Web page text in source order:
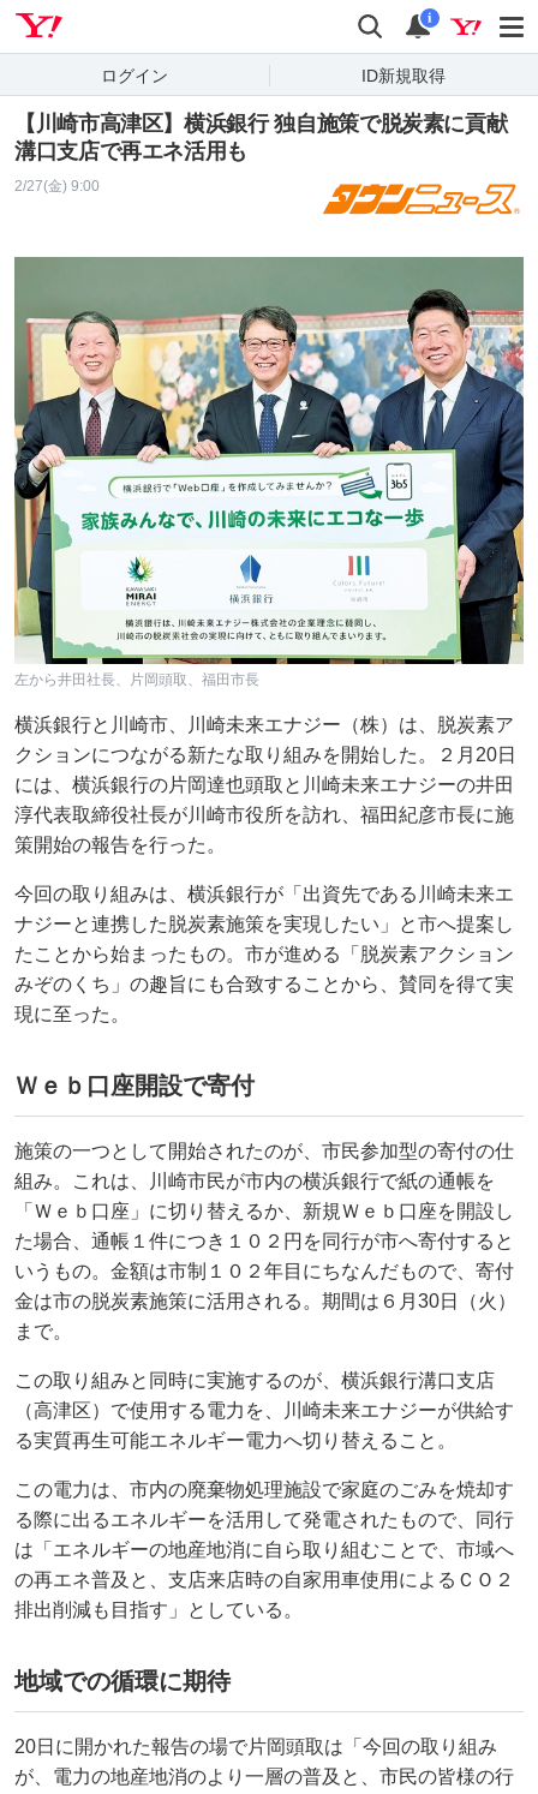
検索 通知
i
ログイン ID新規取得
【川崎市高津区】横浜銀行 独自施策で脱炭素に貢献
溝口支店で再エネ活用も
2/27(金) 9:00
左から井田社長、片岡頭取、福田市長
横浜銀行と川崎市、川崎未来エナジー（株）は、脱炭素ア
クションにつながる新たな取り組みを開始した。２月20日
には、横浜銀行の片岡達也頭取と川崎未来エナジーの井田
淳代表取締役社長が川崎市役所を訪れ、福田紀彦市長に施
策開始の報告を行った。
今回の取り組みは、横浜銀行が「出資先である川崎未来エ
ナジーと連携した脱炭素施策を実現したい」と市へ提案し
たことから始まったもの。市が進める「脱炭素アクション
みぞのくち」の趣旨にも合致することから、賛同を得て実
現に至った。
Ｗｅｂ口座開設で寄付
施策の一つとして開始されたのが、市民参加型の寄付の仕
組み。これは、川崎市民が市内の横浜銀行で紙の通帳を
「Ｗｅｂ口座」に切り替えるか、新規Ｗｅｂ口座を開設し
た場合、通帳１件につき１０２円を同行が市へ寄付すると
いうもの。金額は市制１０２年目にちなんだもので、寄付
金は市の脱炭素施策に活用される。期間は６月30日（火）
まで。
この取り組みと同時に実施するのが、横浜銀行溝口支店
（高津区）で使用する電力を、川崎未来エナジーが供給す
る実質再生可能エネルギー電力へ切り替えること。
この電力は、市内の廃棄物処理施設で家庭のごみを焼却す
る際に出るエネルギーを活用して発電されたもので、同行
は「エネルギーの地産地消に自ら取り組むことで、市域へ
の再エネ普及と、支店来店時の自家用車使用によるＣＯ２
排出削減も目指す」としている。
地域での循環に期待
20日に開かれた報告の場で片岡頭取は「今回の取り組み
が、電力の地産地消のより一層の普及と、市民の皆様の行